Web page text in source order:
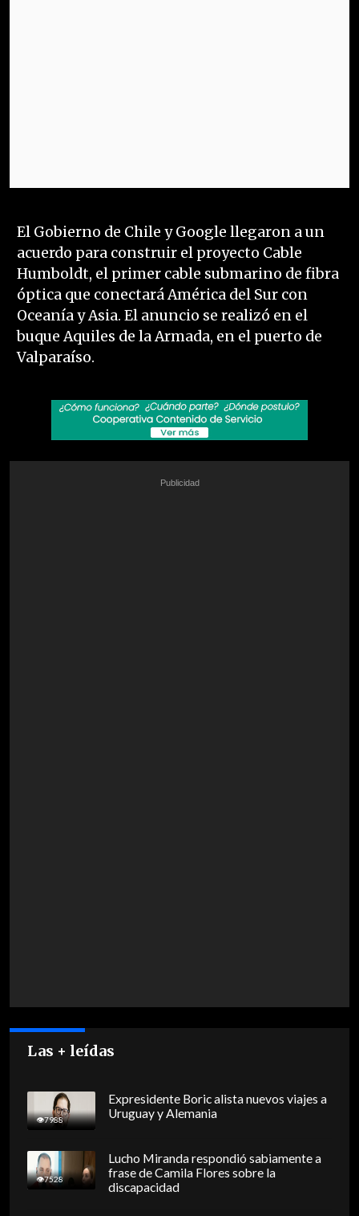
El Gobierno de Chile y Google llegaron a un
acuerdo para construir el proyecto Cable
Humboldt, el primer cable submarino de fibra
óptica que conectará América del Sur con
Oceanía y Asia. El anuncio se realizó en el
buque Aquiles de la Armada, en el puerto de
Valparaíso.
Las + leídas
7988
Expresidente Boric alista nuevos viajes a
Uruguay y Alemania
7528
Lucho Miranda respondió sabiamente a
frase de Camila Flores sobre la
discapacidad